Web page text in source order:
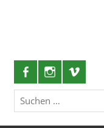
Schützenlustzug